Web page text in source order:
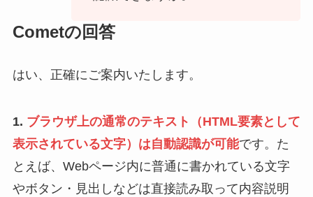
Cometの回答
はい、正確にご案内いたします。
1. ブラウザ上の通常のテキスト（HTML要素として
表示されている文字）は自動認識が可能です。た
とえば、Webページ内に普通に書かれている文字
やボタン・見出しなどは直接読み取って内容説明